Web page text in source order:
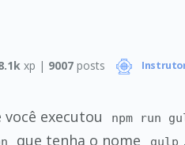
xp | 9007posts
executou npm run
que tenha o nome gulp .